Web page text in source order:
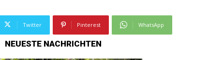
Twitter Pinterest WhatsApp
NEUESTE NACHRICHTEN